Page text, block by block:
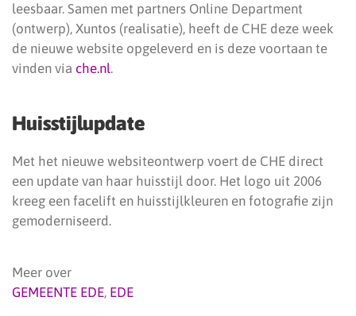
leesbaar. Samen met partners Online Department
(ontwerp), Xuntos (realisatie), heeft de CHE deze week
de nieuwe website opgeleverd en is deze voortaan te
vinden via che.nl.
Huisstijlupdate
Met het nieuwe websiteontwerp voert de CHE direct
een update van haar huisstijl door. Het logo uit 2006
kreeg een facelift en huisstijlkleuren en fotografie zijn
gemoderniseerd.
Meer over
GEMEENTE EDE, EDE